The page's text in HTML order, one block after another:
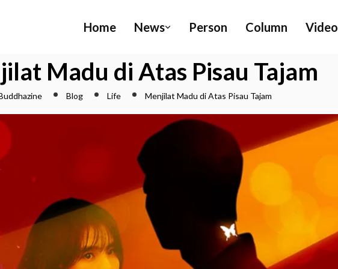
Home News Person Column Video
Madu di Atas Pisau Tajam
Blog Life Menjilat Madu di Atas Pisau Tajam